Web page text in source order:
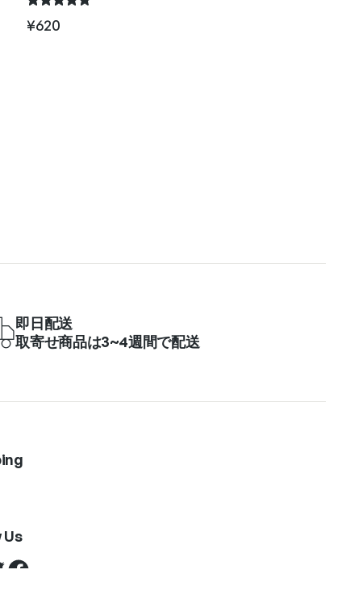
¥620
即日配送
取寄せ商品は3~4週間で配送
Us
Facebook